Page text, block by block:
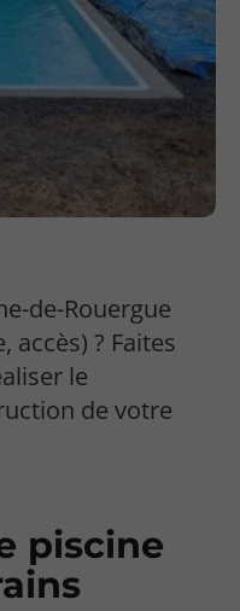
de-Rouergue
accès) ? Faites
le
de votre
piscine